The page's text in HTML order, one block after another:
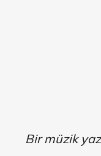
Bir müzik